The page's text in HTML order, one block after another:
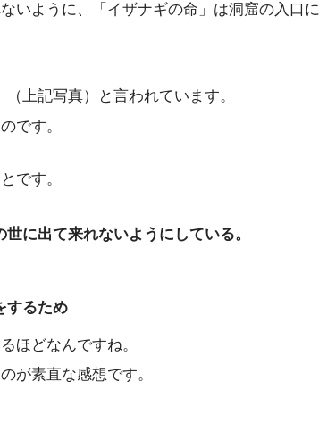
いように、「イザナギの命」は洞窟の入口に
（上記写真）と言われています。
です。
です。
に出て来れないようにしている。
するため
ほどなんですね。
が素直な感想です。